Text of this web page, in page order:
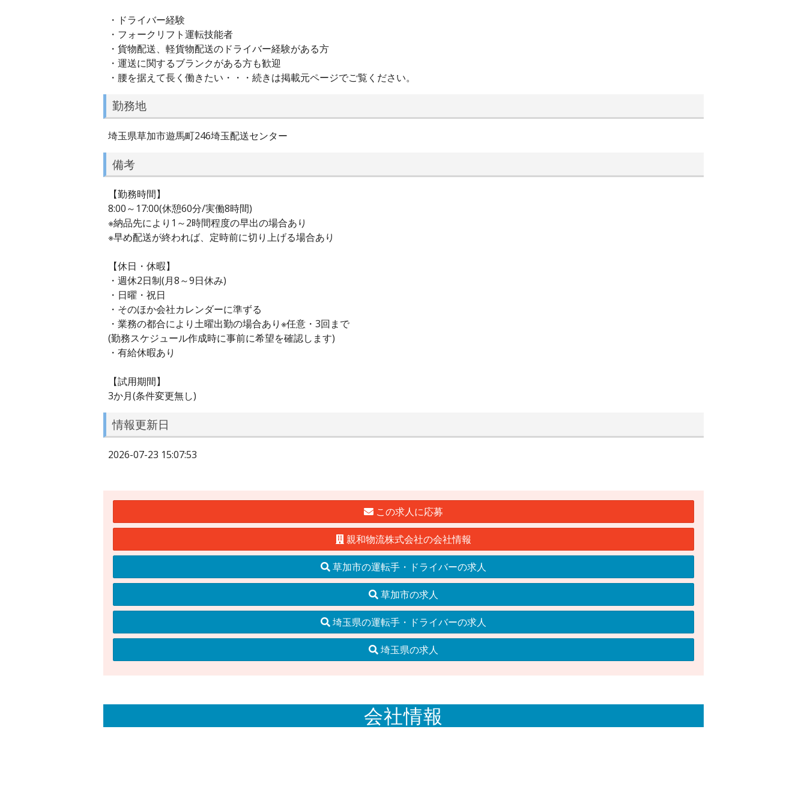
・ドライバー経験
・フォークリフト運転技能者
・貨物配送、軽貨物配送のドライバー経験がある方
・運送に関するブランクがある方も歓迎
・腰を据えて長く働きたい・・・続きは掲載元ページでご覧ください。
勤務地
埼玉県草加市遊馬町246埼玉配送センター
備考
【勤務時間】
8:00～17:00(休憩60分/実働8時間)
※納品先により1～2時間程度の早出の場合あり
※早め配送が終われば、定時前に切り上げる場合あり
【休日・休暇】
・週休2日制(月8～9日休み)
・日曜・祝日
・そのほか会社カレンダーに準ずる
・業務の都合により土曜出勤の場合あり※任意・3回まで
(勤務スケジュール作成時に事前に希望を確認します)
・有給休暇あり
【試用期間】
3か月(条件変更無し)
情報更新日
2026-07-23 15:07:53
この求人に応募
親和物流株式会社の会社情報
草加市の運転手・ドライバーの求人
草加市の求人
埼玉県の運転手・ドライバーの求人
埼玉県の求人
会社情報